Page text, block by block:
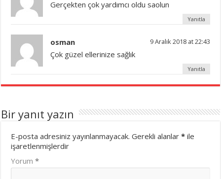
Gerçekten çok yardımcı oldu saolun
Yanıtla
osman 9 Aralık 2018 at 22:43
Çok güzel ellerinize sağlık
Yanıtla
Bir yanıt yazın
E-posta adresiniz yayınlanmayacak. Gerekli alanlar* ile
işaretlenmişlerdir
Yorum*